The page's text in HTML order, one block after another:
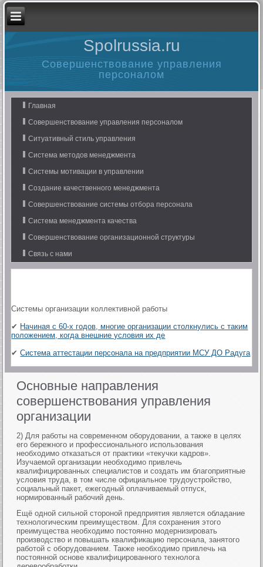
Spolrussia.ru
Совершенствование управления
персоналом
Главная
Совершенствование управления персоналом
Ситуативный стиль управления
Система методов менеджмента
Системы мотивации в управлении
Создание качественного менеджмента
Совершенствование системы отбора персонала
Система менеджмента качества
Совершенствование организационной структуры
Связь с нами
Системы организации коллективной работы
✔ Начиная с 60-х годов, многие организации столкнулись с таким
положением, когда внешние условия их де
✔Система аттестации персонала на предприятии МСУ ДО Радуга
Основные направления
совершенствования управления
организации
2) Для работы на современном оборудовании, а также в целях
его бережного и профессионального использования
необходимо отказаться от практики «текучки кадров».
Изучаемой организации необходимо привлечь
квалифицированных специалистов и создать им благоприятные
условия труда, в том числе официальное трудоустройство,
социальный пакет, ежегодный оплачиваемый отпуск,
нормированный рабочий день.
Ещё одной сильной стороной предприятия является обладание
технологическим преимуществом. Для сохранения этого
преимущества необходимо постоянно модернизировать
производство и повышать квалификацию персонала, занятого
работой с оборудованием. Также необходимо привлечь на
постоянной основе квалифицированного технолога